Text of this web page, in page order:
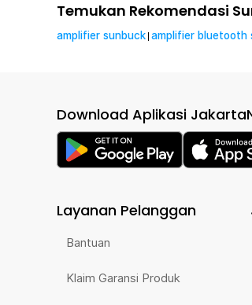
Temukan Rekomendasi
amplifier sunbuck amplifier bluetooth
Download Aplikasi
Layanan Pelanggan
Bantuan
Klaim Garansi Produk